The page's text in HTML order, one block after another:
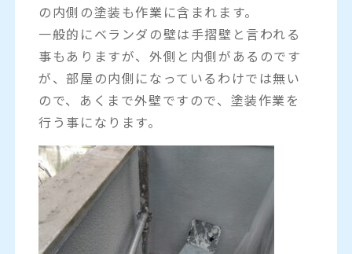
の内側の塗装も作業に含まれます。
一般的にベランダの壁は手摺壁と言われる
事もありますが、外側と内側があるのです
が、部屋の内側になっているわけでは無い
ので、あくまで外壁ですので、塗装作業を
行う事になります。